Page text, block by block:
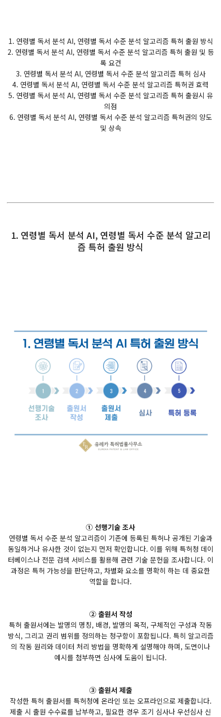
1. 연령별 독서 분석 AI, 연령별 독서 수준 분석 알고리즘 특허 출원 방식
2. 연령별 독서 분석 AI, 연령별 독서 수준 분석 알고리즘 특허 출원 및 등
록 요건
3. 연령별 독서 분석 AI, 연령별 독서 수준 분석 알고리즘 특허 심사
4. 연령별 독서 분석 AI, 연령별 독서 수준 분석 알고리즘 특허권 효력
5. 연령별 독서 분석 AI, 연령별 독서 수준 분석 알고리즘 특허 출원시 유
의점
6. 연령별 독서 분석 AI, 연령별 독서 수준 분석 알고리즘 특허권의 양도
및 상속
1. 연령별 독서 분석 AI, 연령별 독서 수준 분석 알고리
즘 특허 출원 방식
① 선행기술 조사
연령별 독서 수준 분석 알고리즘이 기존에 등록된 특허나 공개된 기술과
동일하거나 유사한 것이 없는지 먼저 확인합니다. 이를 위해 특허청 데이
터베이스나 전문 검색 서비스를 활용해 관련 기술 문헌을 조사합니다. 이
과정은 특허 가능성을 판단하고, 차별화 요소를 명확히 하는 데 중요한
역할을 합니다.
② 출원서 작성
특허 출원서에는 발명의 명칭, 배경, 발명의 목적, 구체적인 구성과 작동
방식, 그리고 권리 범위를 정의하는 청구항이 포함됩니다. 특히 알고리즘
의 작동 원리와 데이터 처리 방법을 명확하게 설명해야 하며, 도면이나
예시를 첨부하면 심사에 도움이 됩니다.
③ 출원서 제출
작성한 특허 출원서를 특허청에 온라인 또는 오프라인으로 제출합니다.
제출 시 출원 수수료를 납부하고, 필요한 경우 조기 심사나 우선심사 신